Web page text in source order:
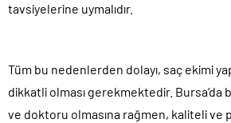
tavsiyelerine uymalıdır.
Tüm bu nedenlerden dolayı, saç ekimi
dikkatli olması gerekmektedir. Bursa’da
ve doktoru olmasına rağmen, kaliteli ve